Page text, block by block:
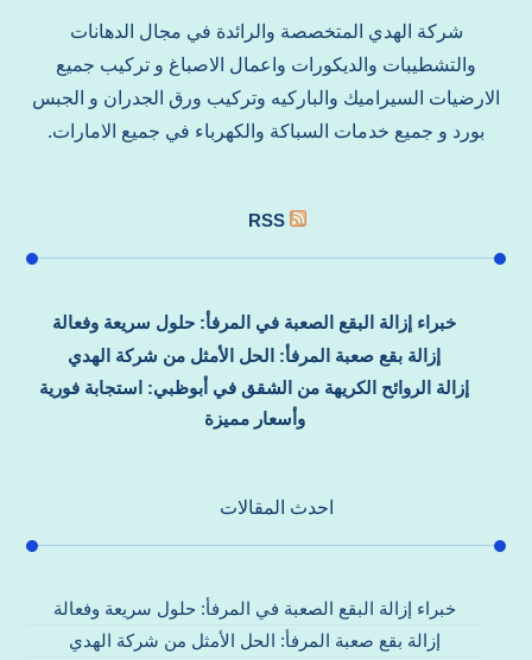
شركة الهدي المتخصصة والرائدة في مجال الدهانات
والتشطيبات والديكورات واعمال الاصباغ و تركيب جميع
الارضيات السيراميك والباركيه وتركيب ورق الجدران و الجبس
بورد و جميع خدمات السباكة والكهرباء في جميع الامارات.
RSS
خبراء إزالة البقع الصعبة في المرفأ: حلول سريعة وفعالة
إزالة بقع صعبة المرفأ: الحل الأمثل من شركة الهدي
إزالة الروائح الكريهة من الشقق في أبوظبي: استجابة فورية
وأسعار مميزة
احدث المقالات
خبراء إزالة البقع الصعبة في المرفأ: حلول سريعة وفعالة
إزالة بقع صعبة المرفأ: الحل الأمثل من شركة الهدي